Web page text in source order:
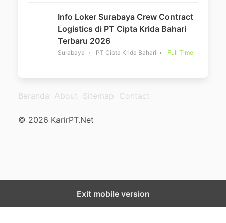
Info Loker Surabaya Crew Contract
Logistics di PT Cipta Krida Bahari
Terbaru 2026
Surabaya PT Cipta Krida Bahari Full Time
Beranda About Sitemap Contact
© 2026 KarirPT.Net
Exit mobile version